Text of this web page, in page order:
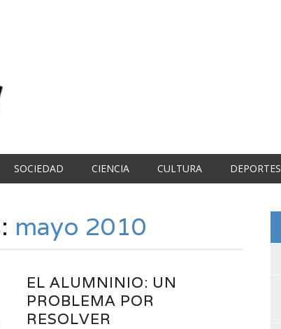
SOCIEDAD CIENCIA CULTURA DEPORTES
mayo 2010
EL ALUMNINIO: UN
PROBLEMA POR
RESOLVER